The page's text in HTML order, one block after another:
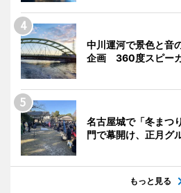
中川運河で景色と音
企画 360度スピー
名古屋城で「冬ま
門で幕開け、正月グ
もっと見る